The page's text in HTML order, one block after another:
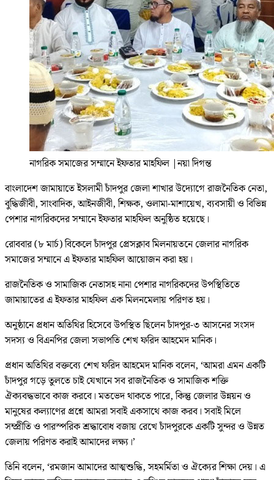
নাগরিক সমাজের সম্মানে ইফতার মাহফিল |নয়া দিগন্ত
বাংলাদেশ জামায়াতে ইসলামী চাঁদপুর জেলা শাখার উদ্যোগে রাজনৈতিক নেতা,
বুদ্ধিজীবী, সাংবাদিক, আইনজীবী, শিক্ষক, ওলামা-মাশায়েখ, ব্যবসায়ী ও বিভিন্ন
পেশার নাগরিকদের সম্মানে ইফতার মাহফিল অনুষ্ঠিত হয়েছে।
রোববার (৮ মার্চ) বিকেলে চাঁদপুর প্রেসক্লাব মিলনায়তনে জেলার নাগরিক
সমাজের সম্মানে এ ইফতার মাহফিল আয়োজন করা হয়।
রাজনৈতিক ও সামাজিক নেতাসহ নানা পেশার নাগরিকদের উপস্থিতিতে
জামায়াতের এ ইফতার মাহফিল এক মিলনমেলায় পরিণত হয়।
অনুষ্ঠানে প্রধান অতিথির হিসেবে উপস্থিত ছিলেন চাঁদপুর-৩ আসনের সংসদ
সদস্য ও বিএনপির জেলা সভাপতি শেখ ফরিদ আহমেদ মানিক।
প্রধান অতিথির বক্তব্যে শেখ ফরিদ আহমেদ মানিক বলেন, ‘আমরা এমন একটি
চাঁদপুর গড়ে তুলতে চাই যেখানে সব রাজনৈতিক ও সামাজিক শক্তি
ঐক্যবদ্ধভাবে কাজ করবে। মতভেদ থাকতে পারে, কিন্তু জেলার উন্নয়ন ও
মানুষের কল্যাণের প্রশ্নে আমরা সবাই একসাথে কাজ করব। সবাই মিলে
সম্প্রীতি ও পারস্পরিক শ্রদ্ধাবোধ বজায় রেখে চাঁদপুরকে একটি সুন্দর ও উন্নত
জেলায় পরিণত করাই আমাদের লক্ষ্য।’
তিনি বলেন, ‘রমজান আমাদের আত্মশুদ্ধি, সহমর্মিতা ও ঐক্যের শিক্ষা দেয়। এ